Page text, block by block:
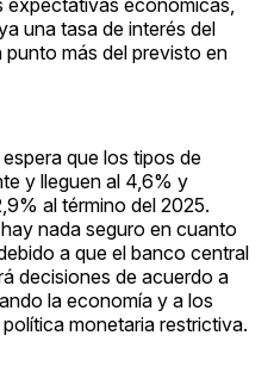
una tasa de interés del
más del previsto en
que los tipos de
y lleguen al 4,6% y
al término del 2025.
nada seguro en cuanto
a que el banco central
decisiones de acuerdo a
la economía y a los
monetaria restrictiva.